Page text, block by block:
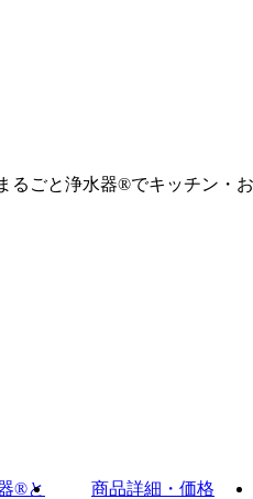
るごと浄水器®でキッチン・
®と
商品詳細・価格